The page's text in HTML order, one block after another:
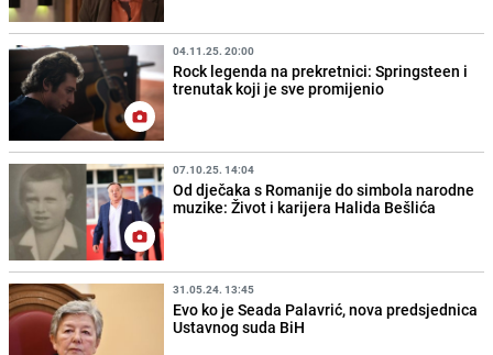
04.11.25. 20:00
Rock legenda na prekretnici: Springsteen i
trenutak koji je sve promijenio
07.10.25. 14:04
Od dječaka s Romanije do simbola narodne
muzike: Život i karijera Halida Bešlića
31.05.24. 13:45
Evo ko je Seada Palavrić, nova predsjednica
Ustavnog suda BiH